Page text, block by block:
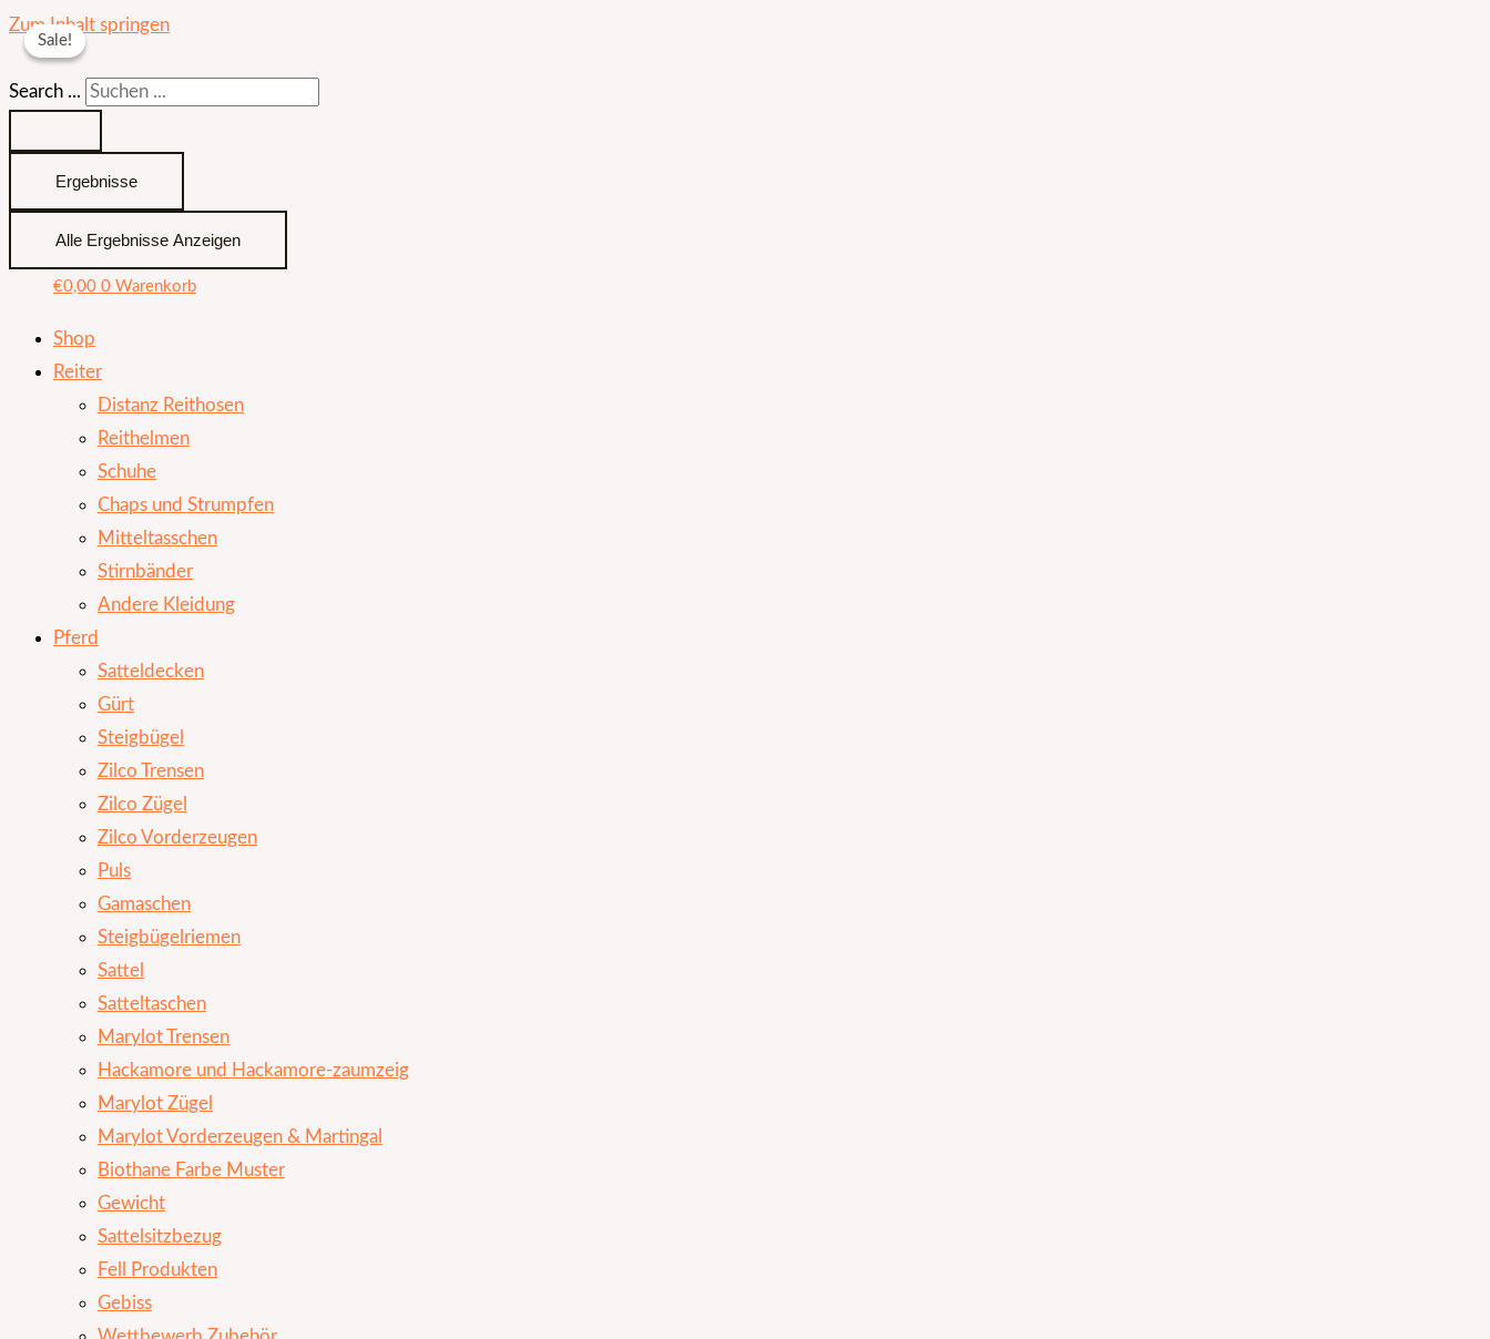
Zum Inhalt springen
Search ...
Ergebnisse
Alle Ergebnisse Anzeigen
€0,00 0 Warenkorb
Shop
Reiter
Distanz Reithosen
Reithelmen
Schuhe
Chaps und Strumpfen
Mitteltasschen
Stirnbänder
Andere Kleidung
Pferd
Satteldecken
Gürt
Steigbügel
Zilco Trensen
Zilco Zügel
Zilco Vorderzeugen
Puls
Gamaschen
Steigbügelriemen
Sattel
Satteltaschen
Marylot Trensen
Hackamore und Hackamore-zaumzeig
Marylot Zügel
Marylot Vorderzeugen & Martingal
Biothane Farbe Muster
Gewicht
Sattelsitzbezug
Fell Produkten
Gebiss
Sale!
Sale!